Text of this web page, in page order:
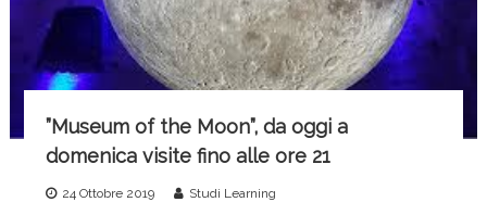
”Museum of the Moon”, da oggi a
domenica visite fino alle ore 21
24 Ottobre 2019 Studi Learning